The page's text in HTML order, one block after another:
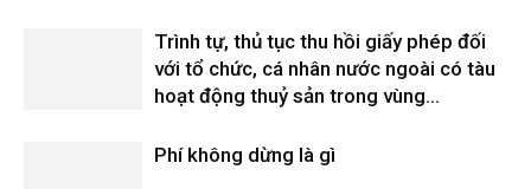
Trình tự, thủ tục thu hồi giấy phép đối
với tổ chức, cá nhân nước ngoài có tàu
hoạt động thuỷ sản trong vùng...
Phí không dừng là gì